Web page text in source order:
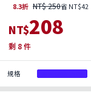
8.3折 NT$ 250省 NT$42
NT$208
剩 8件
規格